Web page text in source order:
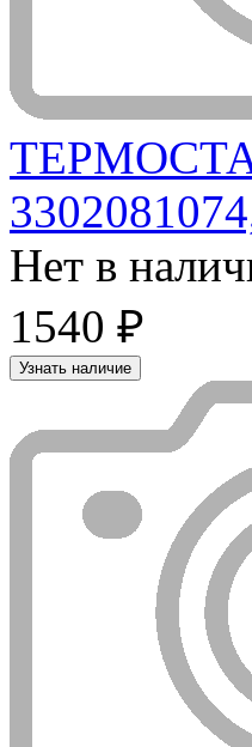
Нет в
1540 ₽
Узнать наличие